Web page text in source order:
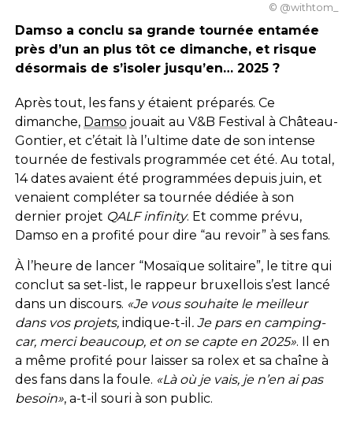
© @withtom_
Damso a conclu sa grande tournée entamée
près d’un an plus tôt ce dimanche, et risque
désormais de s’isoler jusqu’en… 2025 ?
Après tout, les fans y étaient préparés. Ce
dimanche, Damso jouait au V&B Festival à Château-
Gontier, et c’était là l’ultime date de son intense
tournée de festivals programmée cet été. Au total,
14 dates avaient été programmées depuis juin, et
venaient compléter sa tournée dédiée à son
dernier projet QALF infinity. Et comme prévu,
Damso en a profité pour dire “au revoir” à ses fans.
À l’heure de lancer “Mosaïque solitaire”, le titre qui
conclut sa set-list, le rappeur bruxellois s’est lancé
dans un discours. «Je vous souhaite le meilleur
dans vos projets,indique-t-il . Je pars en camping-
car, merci beaucoup, et on se capte en 2025». Il en
a même profité pour laisser sa rolex et sa chaîne à
des fans dans la foule. «Là où je vais, je n’en ai pas
besoin», a-t-il souri à son public.